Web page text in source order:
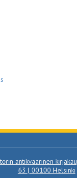
antikvaarinen
63 | 00100 Helsinki